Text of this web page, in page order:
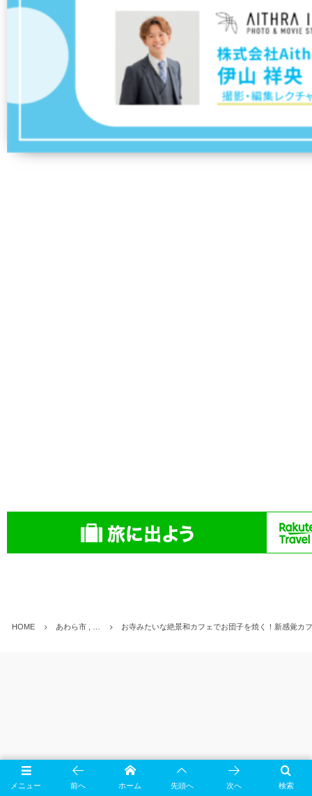
HOME あわら市 , … お寺みたいな絶景和カフェでお団子を焼く！新感覚カ
メニュー 検索
前へ ホーム 先頭へ 次へ